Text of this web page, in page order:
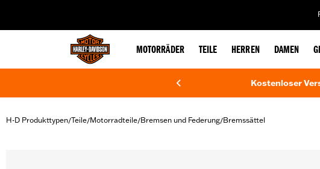
MOTORRÄDER TEILE HERREN DAMEN
Kostenloser
H-D Produkttypen/Teile/Motorradteile/Bremsen und Federung/Bremssättel